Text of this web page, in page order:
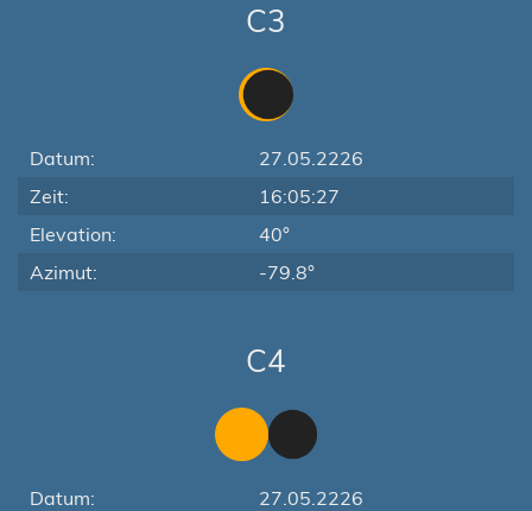
C3
Datum:
27.05.2226
Zeit:
16:05:27
Elevation:
40°
Azimut:
-79.8°
C4
Datum:
27.05.2226